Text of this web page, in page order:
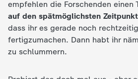
empfehlen die Forschenden einen
auf den spätmöglichsten Zeitpunkt
dass ihr es gerade noch
fertigzumachen. Dann habt ihr
zu schlummern.